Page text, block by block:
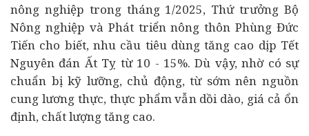
nông nghiệp trong tháng 1/2025, Thứ trưởng Bộ
Nông nghiệp và Phát triển nông thôn Phùng Đức
Tiến cho biết, nhu cầu tiêu dùngtăng cao dịp Tết
Nguyên đán Ất Tỵ từ 10 - 15%. Dù vậy, nhờ có sự
chuẩn bị kỹ lưỡng, chủ động, từ sớm nên nguồn
cung lương thực, thực phẩm vẫn dồi dào, giá cả ổn
định, chất lượng tăng cao.